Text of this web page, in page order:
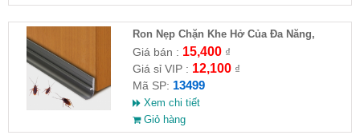
Ron Nẹp Chặn Khe Hở Của Đa Năng,
Chống Côn Trùng( HĐ )
Giá bán : 15,400₫
Giá sỉ VIP : 12,100₫
Mã SP: 13499
Xem chi tiết
Giỏ hàng